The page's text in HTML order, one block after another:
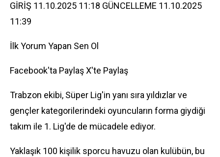
GİRİŞ 11.10.2025 11:18 GÜNCELLEME 11.10.2025
11:39
İlk Yorum Yapan Sen Ol
Facebook'ta PaylaşX'te Paylaş
Trabzon ekibi, Süper Lig'in yanı sıra yıldızlar ve
gençler kategorilerindeki oyuncuların forma giydiği
takım ile 1. Lig'de de mücadele ediyor.
Yaklaşık 100 kişilik sporcu havuzu olan kulübün, bu